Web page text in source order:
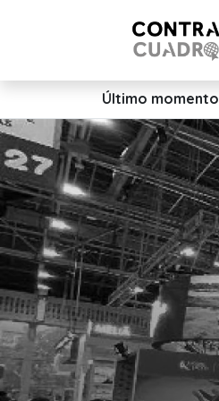
Último momento